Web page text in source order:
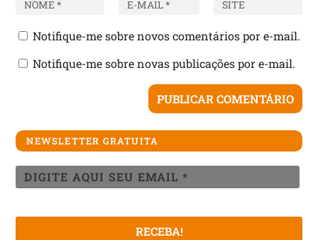
Notifique-me sobre novos comentários por e-mail.
Notifique-me sobre novas publicações por e-mail.
NEWSLETTER GRATUITA